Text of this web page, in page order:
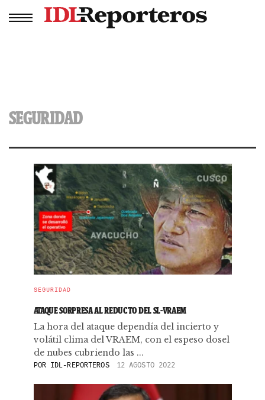
SEGURIDAD
SEGURIDAD
ATAQUE SORPRESA AL REDUCTO DEL SL-VRAEM
La hora del ataque dependía del incierto y
volátil clima del VRAEM, con el espeso dosel
de nubes cubriendo las ...
POR IDL-REPORTEROS 12 AGOSTO 2022